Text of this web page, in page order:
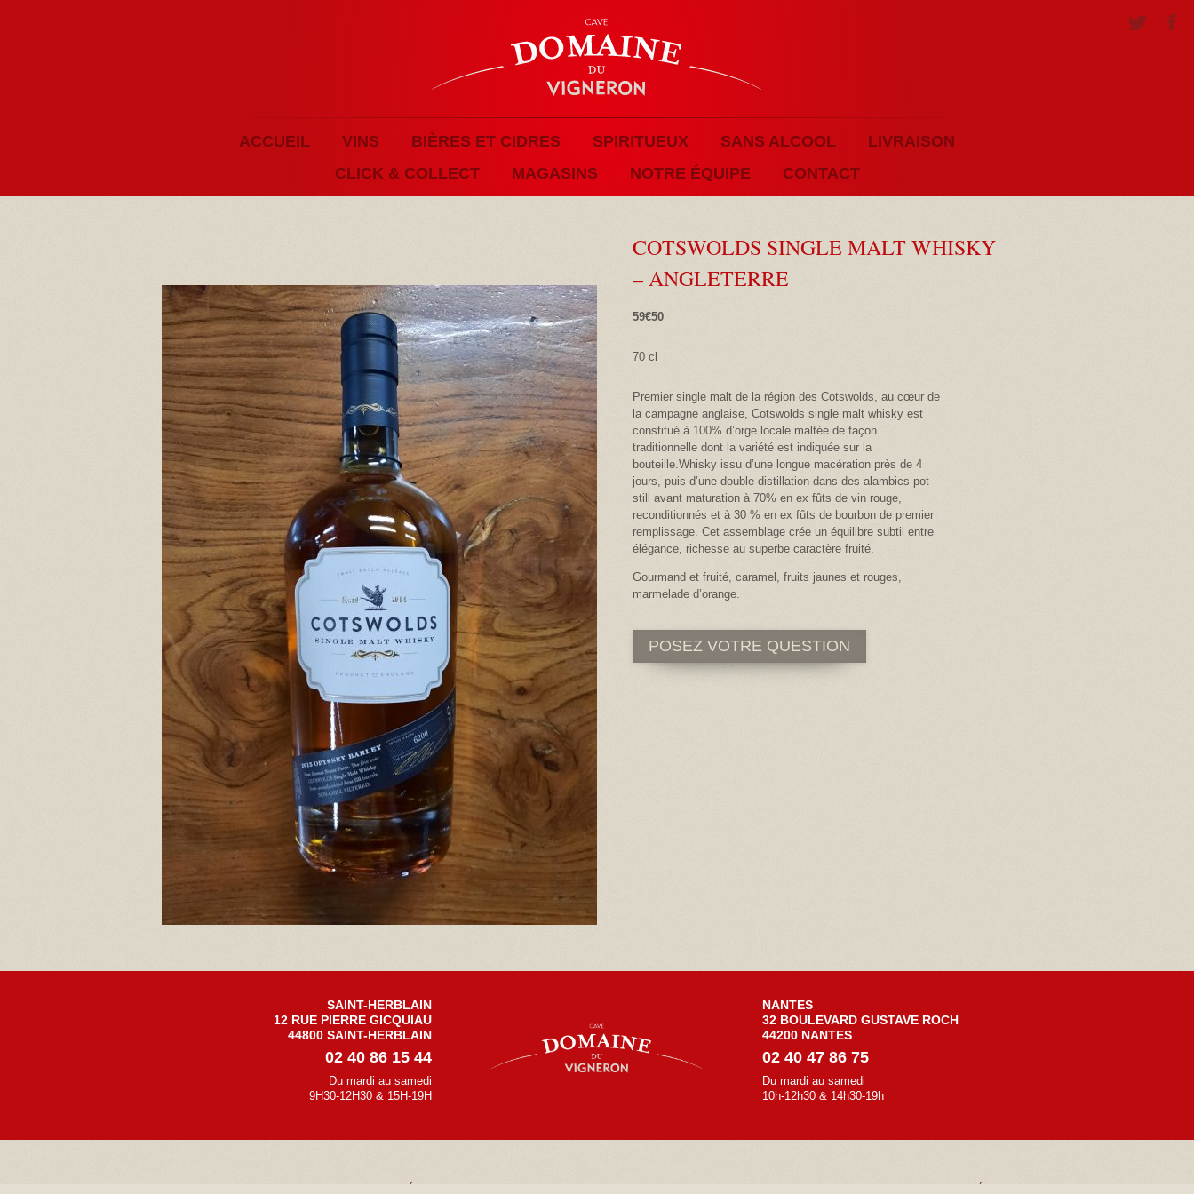
ACCUEIL VINS BIÈRES ET CIDRES SPIRITUEUX SANS ALCOOL
LIVRAISON
CLICK & COLLECT
MAGASINS NOTRE ÉQUIPE CONTACT
COTSWOLDS SINGLE MALT WHISKY
– ANGLETERRE
59€50
70 cl
Premier single malt de la région des Cotswolds, au cœur de
la campagne anglaise, Cotswolds single malt whisky est
constitué à 100% d’orge locale maltée de façon
traditionnelle dont la variété est indiquée sur la
bouteille.Whisky issu d’une longue macération près de 4
jours, puis d’une double distillation dans des alambics pot
still avant maturation à 70% en ex fûts de vin rouge,
reconditionnés et à 30 % en ex fûts de bourbon de premier
remplissage. Cet assemblage crée un équilibre subtil entre
élégance, richesse au superbe caractère fruité.
Gourmand et fruité, caramel, fruits jaunes et rouges,
marmelade d’orange.
POSEZ VOTRE QUESTION
SAINT-HERBLAIN
12 RUE PIERRE GICQUIAU
44800 SAINT-HERBLAIN
02 40 86 15 44
Du mardi au samedi
9H30-12H30 & 15H-19H
NANTES
32 BOULEVARD GUSTAVE ROCH
44200 NANTES
02 40 47 86 75
Du mardi au samedi
10h-12h30 & 14h30-19h